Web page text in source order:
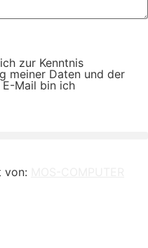
zur Kenntnis
meiner Daten und der
Mail bin ich
von: